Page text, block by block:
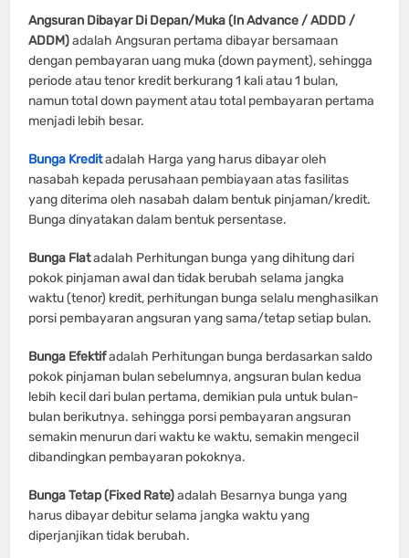
Angsuran Dibayar Di Depan/Muka (In Advance / ADDD /
ADDM)adalah Angsuran pertama dibayar bersamaan
dengan pembayaran uang muka (down payment), sehingga
periode atau tenor kredit berkurang 1 kali atau 1 bulan,
namun total down payment atau total pembayaran pertama
menjadi lebih besar.
Bunga Kreditadalah Harga yang harus dibayar oleh
nasabah kepada perusahaan pembiayaan atas fasilitas
yang diterima oleh nasabah dalam bentuk pinjaman/kredit.
Bunga dinyatakan dalam bentuk persentase.
Bunga Flatadalah Perhitungan bunga yang dihitung dari
pokok pinjaman awal dan tidak berubah selama jangka
waktu (tenor) kredit, perhitungan bunga selalu menghasilkan
porsi pembayaran angsuran yang sama/tetap setiap bulan.
Bunga Efektifadalah Perhitungan bunga berdasarkan saldo
pokok pinjaman bulan sebelumnya, angsuran bulan kedua
lebih kecil dari bulan pertama, demikian pula untuk bulan-
bulan berikutnya. sehingga porsi pembayaran angsuran
semakin menurun dari waktu ke waktu, semakin mengecil
dibandingkan pembayaran pokoknya.
Bunga Tetap (Fixed Rate)adalah Besarnya bunga yang
harus dibayar debitur selama jangka waktu yang
diperjanjikan tidak berubah.